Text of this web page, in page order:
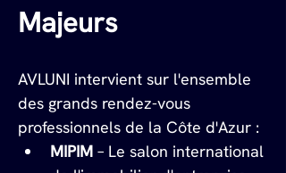
Majeurs
AVLUNI intervient sur l'ensemble
des grands rendez-vous
professionnels de la Côte d'Azur :
MIPIM – Le salon international